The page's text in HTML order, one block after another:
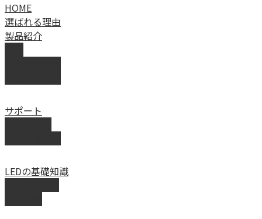
HOME
選ばれる理由
製品紹介
サポート
LEDの基礎知識